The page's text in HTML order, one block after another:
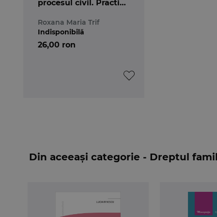
procesul civil. Practica
Roxana Maria Trif
26,00 ron
Indisponibilă
Din aceeași categorie - Dreptul